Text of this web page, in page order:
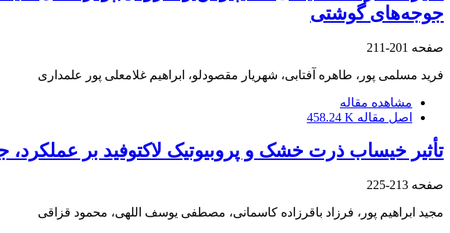
جوجه‌های گوشتی
صفحه 201-211
فرید مسلمی پور، طاهره آفتابی، شهریار مقصودلو، ابراهیم غلامعلی پور علمداری
مشاهده مقاله
اصل مقاله 458.24 K
تأثیر خیساب ذرت خشک و پروبیوتیک لاکتوفید بر
صفحه 213-225
مجید ابراهیم پور، فرزاد باقرزاده کاسمانی، مصطفی یوسف اللهی، محمود قزاقی